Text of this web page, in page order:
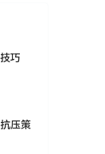
巧
压策